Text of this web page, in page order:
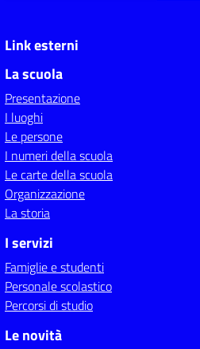
Link esterni
La scuola
Presentazione
I luoghi
Le persone
I numeri della scuola
Le carte della scuola
Organizzazione
La storia
I servizi
Famiglie e studenti
Personale scolastico
Percorsi di studio
Le novità